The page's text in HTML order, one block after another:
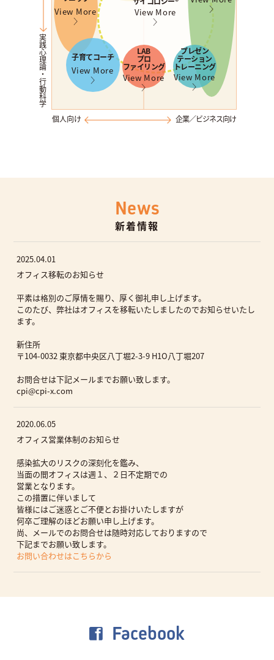
View More
View More
子育てコーチ
View More
LAB
プロ
ファイリング
View More
プレゼン
テーション
トレーニング
View More
実践心理論・行動科学
個人向け 企業／ビジネス向け
News
新着情報
2025.04.01
オフィス移転のお知らせ
平素は格別のご厚情を賜り、厚く御礼申し上げます。
このたび、弊社はオフィスを移転いたしましたのでお知らせいたし
ます。
新住所
〒104-0032 東京都中央区八丁堀2-3-9 H1O八丁堀207
お問合せは下記メールまでお願い致します。
cpi@cpi-x.com
2020.06.05
オフィス営業体制のお知らせ
感染拡大のリスクの深刻化を鑑み、
当面の間オフィスは週１、２日不定期での
営業となります。
この措置に伴いまして
皆様にはご迷惑とご不便とお掛けいたしますが
何卒ご理解のほどお願い申し上げます。
尚、メールでのお問合せは随時対応しておりますので
下記までお願い致します。
お問い合わせはこちらから
Facebook